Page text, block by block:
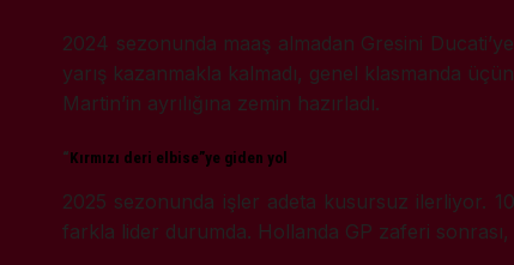
2024 sezonunda maaş almadan Gresini
yarış kazanmakla kalmadı, genel klasmanda
Martin’in ayrılığına zemin hazırladı.
“Kırmızı deri elbise”ye giden yol
2025 sezonunda işler adeta kusursuz ilerliyor.
farkla lider durumda. Hollanda GP zaferi